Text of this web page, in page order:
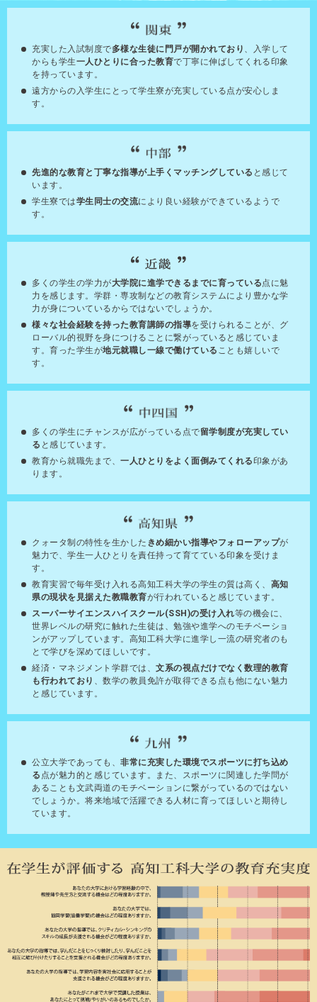
充実した入試制度で多様な生徒に門戸が開かれており
、入学して
からも学生一人ひとりに合った教育で丁寧に伸ばしてくれる印象
を持っています。
遠方からの入学生にとって学生寮が充実している点が安心しま
す。
先進的な教育と丁寧な指導が上手くマッチングしている と感じて
います。
学生寮では学生同士の交流により良い経験ができているようで
す。
多くの学生の学力が大学院に進学できるまでに育っている 点に魅
力を感じます。学群・専攻制などの教育システムにより豊かな学
力が身についているからではないでしょうか。
様々な社会経験を持った教育講師の指導を受けられることが、グ
ローバル的視野を身につけることに繋がっていると感じていま
す。育った学生が地元就職し一線で働けている ことも嬉しいで
す。
多くの学生にチャンスが広がっている点で留学制度が充実してい
る と感じています。
教育から就職先まで、 一人ひとりをよく面倒みてくれる印象があ
ります。
クォータ制の特性を生かした きめ細かい指導やフォローアップが
魅力で、学生一人ひとりを責任持って育てている印象を受けま
す。
教育実習で毎年受け入れる高知工科大学の学生の質は高く、 高知
県の現状を見据えた教職教育が行われていると感じています。
スーパーサイエンスハイスクール(SSH)の受け入れ等の機会に、
世界レベルの研究に触れた生徒は、勉強や進学へのモチベーショ
ンがアップしています。高知工科大学に進学し一流の研究者のも
とで学びを深めてほしいです。
経済・マネジメント学群では、 文系の視点だけでなく数理的教育
も行われており
、数学の教員免許が取得できる点も他にない魅力
と感じています。
公立大学であっても、 非常に充実した環境でスポーツに打ち込め
る 点が魅力的と感じています。また、スポーツに関連した学問が
あることも文武両道のモチベーションに繋がっているのではない
でしょうか。将来地域で活躍できる人材に育ってほしいと期待し
ています。